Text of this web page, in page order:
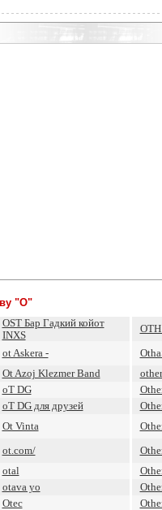
"O"
OSТ Бар Гадкий койот
INXS
ot Askera -
Ot Azoj Klezmer Band
other
oT DG
oT DG для друзей
Ot Vinta
ot.com/
otal
otava yo
Otec